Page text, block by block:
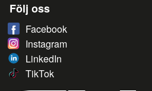
Följ oss
Facebook
Instagram
LinkedIn
TikTok